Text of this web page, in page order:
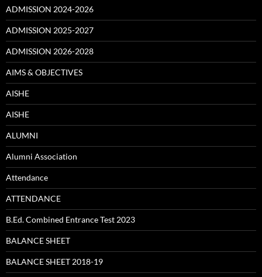
ADMISSION 2024-2026
ADMISSION 2025-2027
ADMISSION 2026-2028
AIMS & OBJECTIVES
AISHE
AISHE
ALUMNI
Alumni Association
Attendance
ATTENDANCE
B.Ed. Combined Entrance Test 2023
BALANCE SHEET
BALANCE SHEET 2018-19